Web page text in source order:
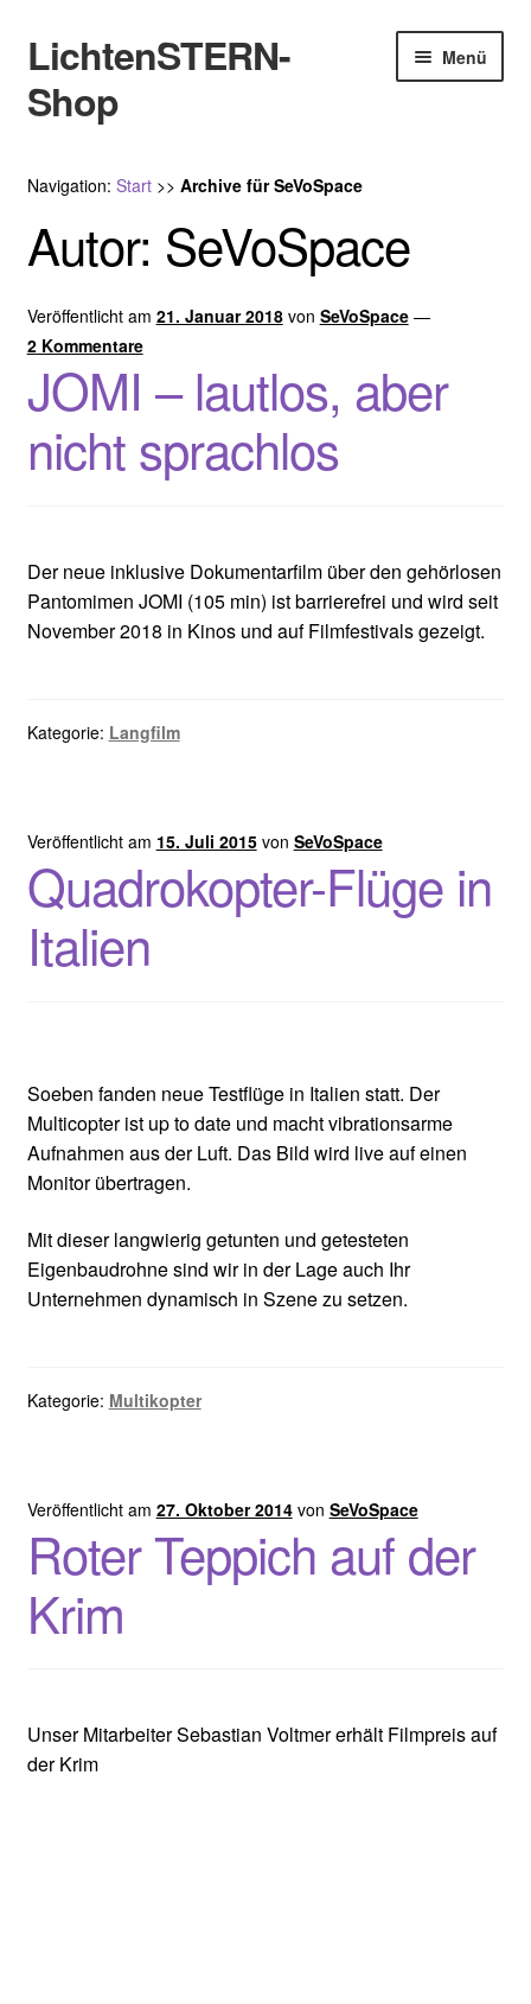
Zur
Navigation
springen
Zum
Inhalt
springen
LichtenSTERN-
Shop
Menü
Navigation: Start>> Archive für SeVoSpace
Autor: SeVoSpace
Veröffentlicht am 21. Januar 2018 von SeVoSpace —
2 Kommentare
JOMI – lautlos, aber
nicht sprachlos
Der neue inklusive Dokumentarfilm über den gehörlosen
Pantomimen JOMI (105 min) ist barrierefrei und wird seit
November 2018 in Kinos und auf Filmfestivals gezeigt.
Kategorie: Langfilm
Veröffentlicht am 15. Juli 2015 von SeVoSpace
Quadrokopter-Flüge in
Italien
Soeben fanden neue Testflüge in Italien statt. Der
Multicopter ist up to date und macht vibrationsarme
Aufnahmen aus der Luft. Das Bild wird live auf einen
Monitor übertragen.
Mit dieser langwierig getunten und getesteten
Eigenbaudrohne sind wir in der Lage auch Ihr
Unternehmen dynamisch in Szene zu setzen.
Kategorie: Multikopter
Veröffentlicht am 27. Oktober 2014 von SeVoSpace
Roter Teppich auf der
Krim
Unser Mitarbeiter Sebastian Voltmer erhält Filmpreis auf
der Krim